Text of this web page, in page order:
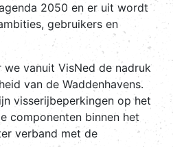
2050 en er uit wordt
gebruikers en
we vanuit VisNed de nadruk
van de Waddenhavens.
visserijbeperkingen op het
componenten binnen het
verband met de